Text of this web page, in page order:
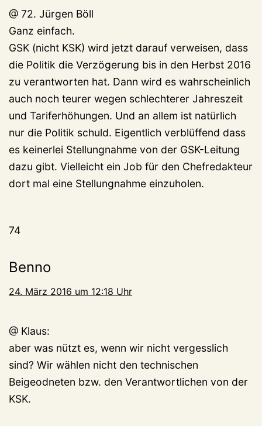
@ 72. Jürgen Böll
Ganz einfach.
GSK (nicht KSK) wird jetzt darauf verweisen, dass
die Politik die Verzögerung bis in den Herbst 2016
zu verantworten hat. Dann wird es wahrscheinlich
auch noch teurer wegen schlechterer Jahreszeit
und Tariferhöhungen. Und an allem ist natürlich
nur die Politik schuld. Eigentlich verblüffend dass
es keinerlei Stellungnahme von der GSK-Leitung
dazu gibt. Vielleicht ein Job für den Chefredakteur
dort mal eine Stellungnahme einzuholen.
74
Benno
24. März 2016 um 12:18 Uhr
@ Klaus:
aber was nützt es, wenn wir nicht vergesslich
sind? Wir wählen nicht den technischen
Beigeodneten bzw. den Verantwortlichen von der
KSK.